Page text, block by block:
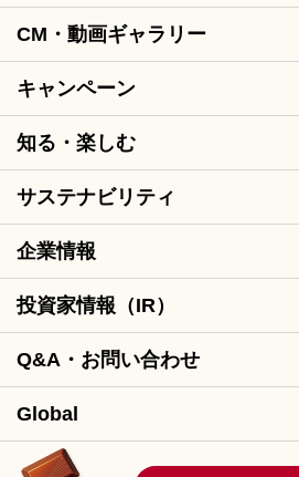
CM・動画ギャラリー
キャンペーン
知る・楽しむ
サステナビリティ
企業情報
投資家情報（IR）
Q&A・お問い合わせ
Global